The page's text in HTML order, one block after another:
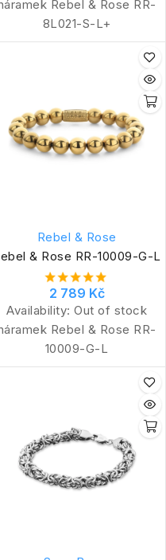
Rebel & Rose RR-
8L021-S-L+
Rebel & Rose
& Rose RR-10009-G-L
2 789 Kč
Availability: Out of stock
Rebel & Rose RR-
10009-G-L